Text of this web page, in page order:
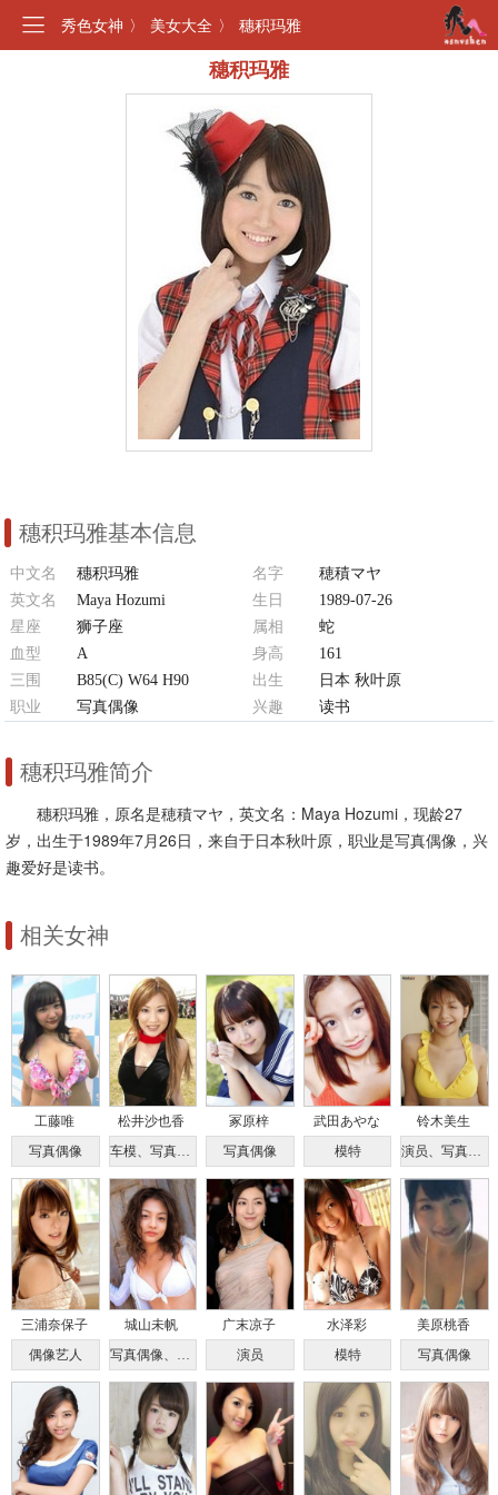
秀色女神 〉 美女大全 〉 穗积玛雅
穗积玛雅
穗积玛雅基本信息
中文名 穗积玛雅 名字
穂積マヤ
英文名
Maya Hozumi 生日
1989-07-26
星座
狮子座 属相
蛇
血型
A 身高
161
三围
B85(C) W64 H90 出生
日本 秋叶原
职业
写真偶像 兴趣 读书
穗积玛雅简介
穗积玛雅，原名是穂積マヤ，英文名：Maya Hozumi，现龄27
岁，出生于1989年7月26日，来自于日本秋叶原，职业是写真偶像，兴
趣爱好是读书。
相关女神
工藤唯
写真偶像
松井沙也香
车模、写真女优
冢原梓
写真偶像
武田あやな
模特
铃木美生
演员、写真偶像
三浦奈保子
偶像艺人
城山未帆
写真偶像、演员
广末凉子
演员
水泽彩
模特
美原桃香
写真偶像